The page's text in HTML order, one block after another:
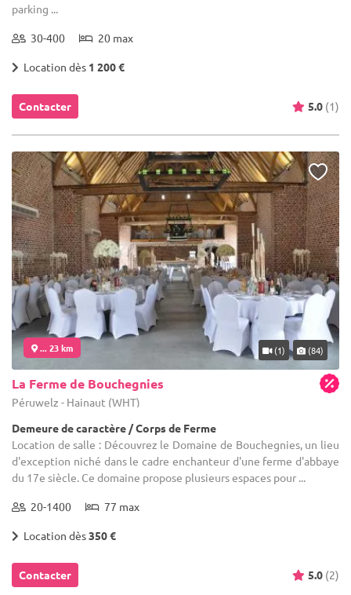
parking ...
30-400 20 max
Location dès 1 200 €
Contacter 5.0 (1)
... 23 km (1) (84)
La Ferme de Bouchegnies
Péruwelz - Hainaut (WHT)
Demeure de caractère / Corps de Ferme
Location de salle : Découvrez le Domaine de Bouchegnies, un lieu
d'exception niché dans le cadre enchanteur d'une ferme d'abbaye
du 17e siècle. Ce domaine propose plusieurs espaces pour ...
20-1400 77 max
Location dès350 €
Contacter 5.0 (2)